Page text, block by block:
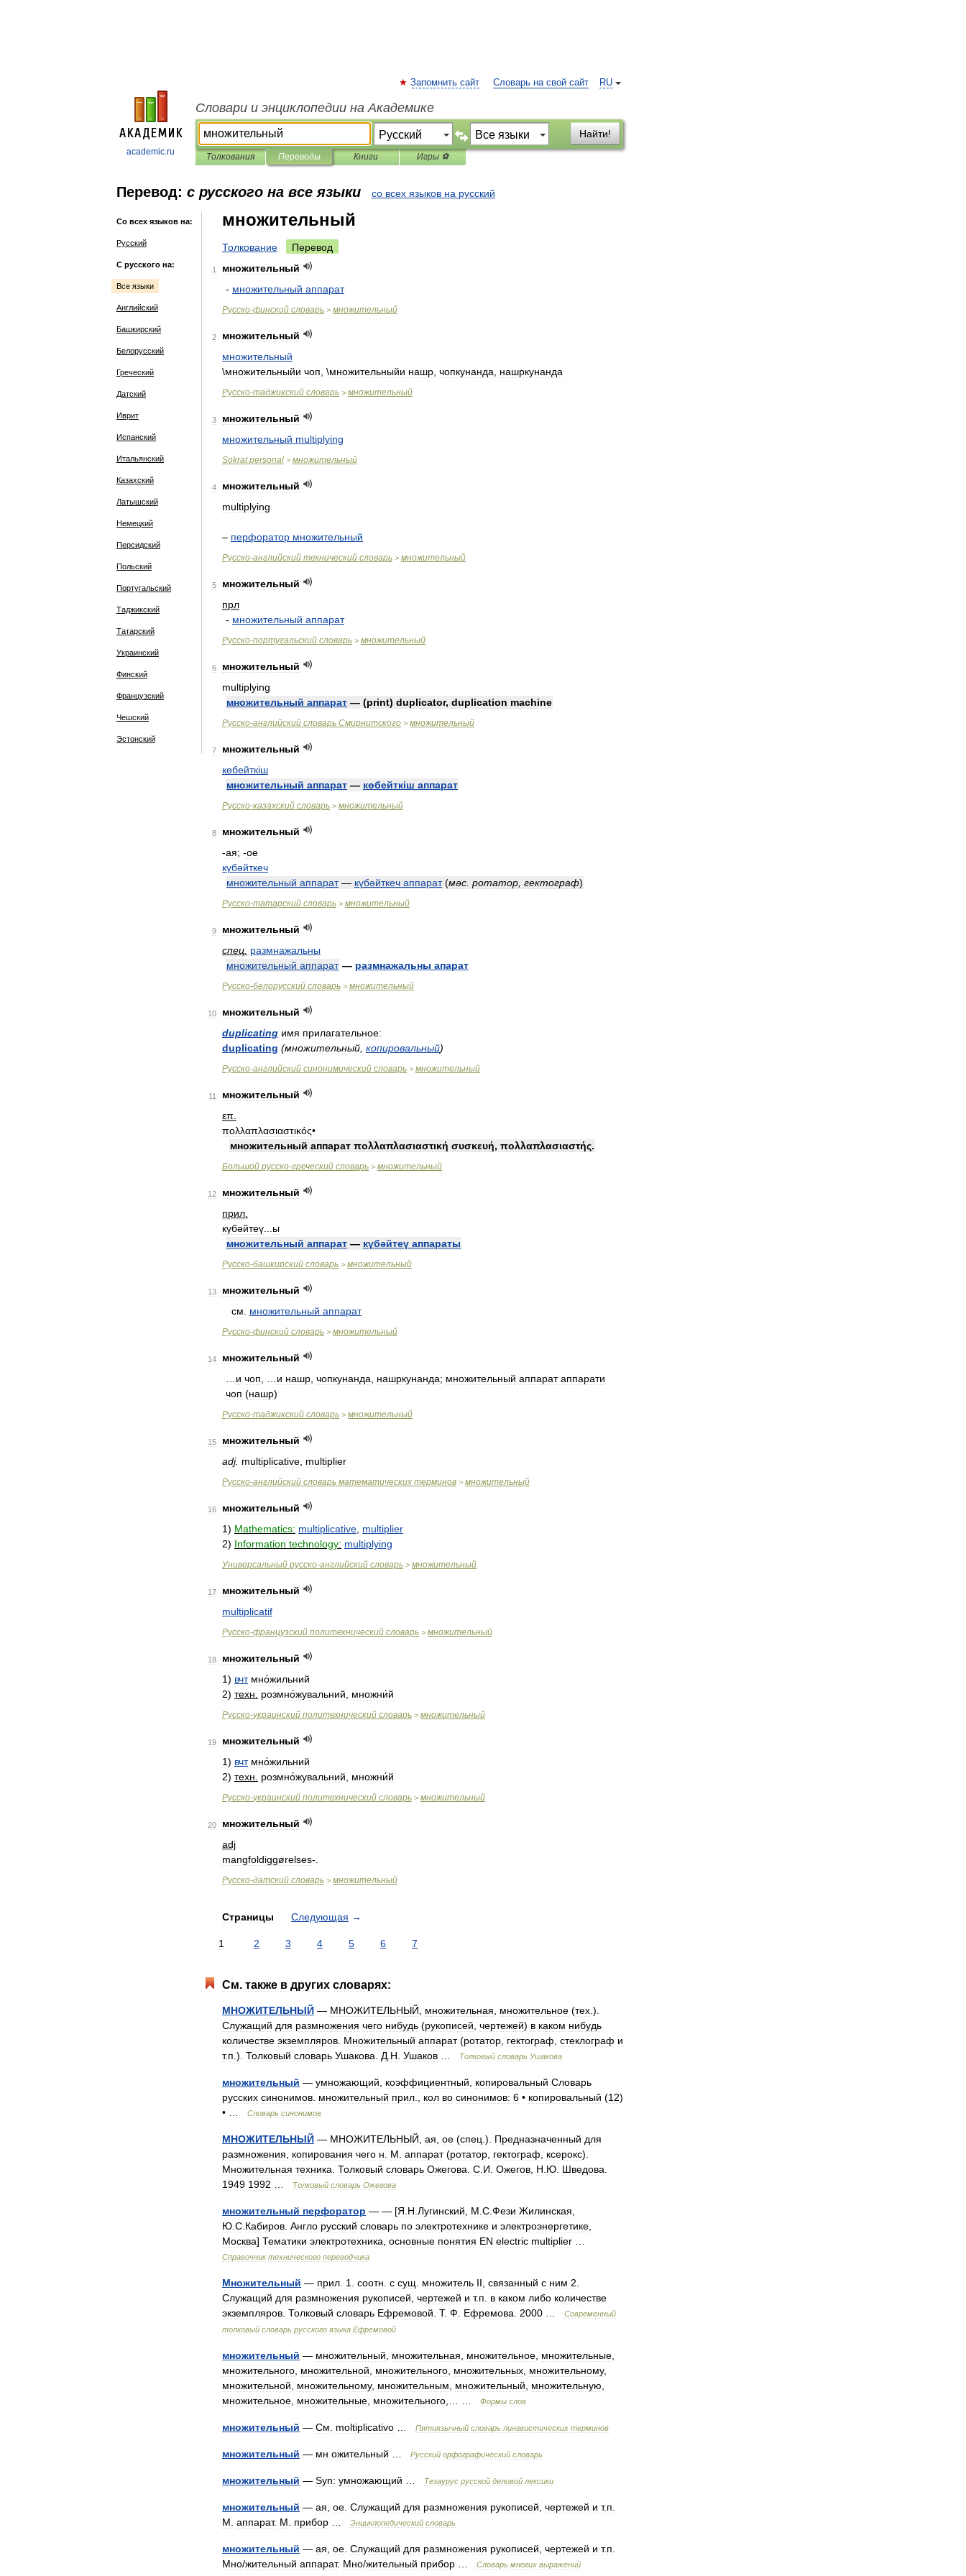
academic.ru
RU
Запомнить сайт Словарь на свой сайт
Словари и энциклопедии на Академике
Найти!
Толкования Переводы Книги Игры ⚽
Перевод: с русского на все языки со всех языков на русский
Со всех языков на:
Русский
С русского на:
Все языки
Английский
Башкирский
Белорусский
Греческий
Датский
Иврит
Испанский
Итальянский
Казахский
Латышский
Немецкий
Персидский
Польский
Португальский
Таджикский
Татарский
Украинский
Финский
Французский
Чешский
Эстонский
множительный
Толкование Перевод
1
множительный
- множительный аппарат
Русско-финский словарь > множительный
2
множительный
множительный
\множительныйи чоп , \множительныйи нашр чопкунанда нашркунанда
Русско-таджикский словарь > множительный
3
множительный
множительный multiplying
Sokrat personal > множительный
4
множительный
multiplying
– перфоратор множительный
Русско-английский технический словарь > множительный
5
множительный
прл
- множительный аппарат
Русско-португальский словарь > множительный
6
множительный
multiplying
множительный аппарат — (print) duplicator, duplication machine
Русско-английский словарь Смирнитского > множительный
7
множительный
көбейткіш
множительный аппарат — көбейткіш аппарат
Русско-казахский словарь > множительный
8
множительный
-ая; -ое
күбәйткеч
множительный аппарат— күбәйткеч аппарат (мәс ротатор гектограф)
Русско-татарский словарь > множительный
9
множительный
спец размнажальны
множительный аппарат — размнажальны апарат
Русско-белорусский словарь > множительный
10
множительный
duplicating имя прилагательное:
duplicating (множительный копировальный)
Русско-английский синонимический словарь > множительный
11
множительный
επ
πολλαπλασιαστικός•
множительный аппарат πολλαπλασιαστική συσκευή, πολλαπλασιαστής.
Большой русско-греческий словарь > множительный
12
множительный
прил
күбәйтеү
ы
множительный аппарат — күбәйтеү аппараты
Русско-башкирский словарь > множительный
13
множительный
см
множительный аппарат
Русско-финский словарь > множительный
14
множительный
и чоп и нашр чопкунанда нашркунанда; множительный аппарат аппарати
чоп (нашр)
Русско-таджикский словарь > множительный
15
множительный
adj. multiplicative multiplier
Русско-английский словарь математических терминов > множительный
16
множительный
1) Mathematics: multiplicative multiplier
2) Information technology: multiplying
Универсальный русско-английский словарь > множительный
17
множительный
multiplicatif
Русско-французский политехнический словарь > множительный
18
множительный
1) вчт мно́жильний
2) техн розмно́жувальний множни́й
Русско-украинский политехнический словарь > множительный
19
множительный
1) вчт мно́жильний
2) техн розмно́жувальний множни́й
Русско-украинский политехнический словарь > множительный
20
множительный
adj
mangfoldiggørelses-.
Русско-датский словарь > множительный
Страницы Следующая →
1 2 3 4 5 6 7
См. также в других словарях:
МНОЖИТЕЛЬНЫЙ — МНОЖИТЕЛЬНЫЙ множительная множительное (тех .).
Служащий для размножения чего нибудь (рукописей чертежей) в каком нибудь
количестве экземпляров Множительный аппарат(ротатор гектограф стеклограф и
т.п .). Толковый словарь Ушакова Д Н Ушаков Толковый словарь Ушакова
множительный — умножающий коэффициентный копировальный Словарь
русских синонимов множительный прил кол во синонимов: 6 • копировальный (12)
• …
Словарь синонимов
МНОЖИТЕЛЬНЫЙ — МНОЖИТЕЛЬНЫЙ ая ое (спец .). Предназначенный для
размножения
копирования чего н М аппарат(ротатор гектограф ксерокс).
Множительная техника Толковый словарь Ожегова С И Ожегов Н Ю Шведова
1949 1992 Толковый словарь Ожегова
множительный перфоратор — — [Я Н Лугинский М С Фези Жилинская
Ю С Кабиров Англо русский словарь по электротехнике и электроэнергетике
Москва] Тематики электротехника основные понятия EN electric multiplier
Справочник технического переводчика
Множительный — прил 1 соотн с сущ множитель II связанный с ним 2
Служащий для размножения рукописей чертежей и т.п в каком либо количестве
экземпляров Толковый словарь Ефремовой Т. Ф Ефремова 2000
Современный
толковый словарь русского языка Ефремовой
множительный — множительный множительная множительное множительные
множительного множительной множительного множительных множительному,
множительной
множительному, множительным множительный множительную
множительное множительные множительного Формы слов
множительный — См moltiplicativo Пятиязычный словарь лингвистических терминов
множительный — мн ожительный Русский орфографический словарь
множительный — Syn: умножающий Тезаурус русской деловой лексики
множительный — ая ое Служащий для размножения рукописей чертежей и т.п
М аппарат. М прибор Энциклопедический словарь
множительный — ая ое Служащий для размножения рукописей чертежей и т.п
Мно/жительный аппарат. Мно/жительный прибор Словарь многих выражений